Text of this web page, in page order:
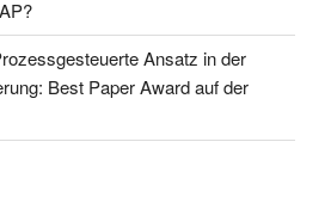
Ansatz in der
Best Paper Award auf der